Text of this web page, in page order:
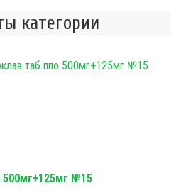
категории
500мг+125мг №15